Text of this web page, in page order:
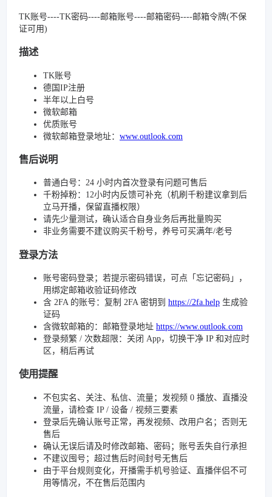
TK账号----TK密码----邮箱账号----邮箱密码----邮箱令牌(不保
证可用)
描述
TK账号
德国IP注册
半年以上白号
微软邮箱
优质账号
微软邮箱登录地址： www.outlook.com
售后说明
普通白号：24 小时内首次登录有问题可售后
千粉掉粉：12小时内反馈可补充（机刷千粉建议拿到后
立马开播，保留直播权限）
请先少量测试，确认适合自身业务后再批量购买
非业务需要不建议购买千粉号，养号可买满年/老号
登录方法
账号密码登录；若提示密码错误，可点「忘记密码」，
用绑定邮箱收验证码修改
含 2FA 的账号：复制 2FA 密钥到 https://2fa.help 生成验
证码
含微软邮箱的：邮箱登录地址 https://www.outlook.com
登录频繁 / 次数超限：关闭 App，切换干净 IP 和对应时
区，稍后再试
使用提醒
不包实名、关注、私信、流量；发视频 0 播放、直播没
流量，请检查 IP / 设备 / 视频三要素
登录后先确认账号正常，再发视频、改用户名；否则无
售后
确认无误后请及时修改邮箱、密码；账号丢失自行承担
不建议囤号；超过售后时间封号无售后
由于平台规则变化，开播需手机号验证、直播伴侣不可
用等情况，不在售后范围内